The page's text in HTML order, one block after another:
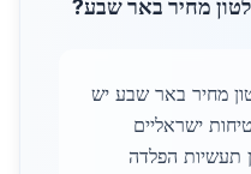
מחיר באר שבע?
מחיר באר שבע יש
ישראליים
תעשיות הפלדה